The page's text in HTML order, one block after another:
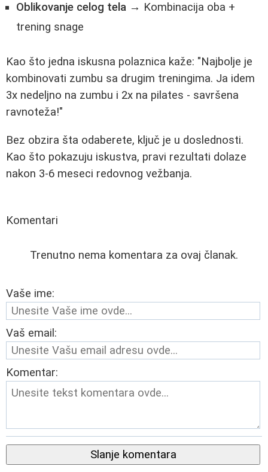
Oblikovanje celog tela → Kombinacija oba +
trening snage
Kao što jedna iskusna polaznica kaže: "Najbolje je
kombinovati zumbu sa drugim treningima. Ja idem
3x nedeljno na zumbu i 2x na pilates - savršena
ravnoteža!"
Bez obzira šta odaberete, ključ je u doslednosti.
Kao što pokazuju iskustva, pravi rezultati dolaze
nakon 3-6 meseci redovnog vežbanja.
Komentari
Trenutno nema komentara za ovaj članak.
Vaše ime:
Vaš email:
Komentar:
Slanje komentara